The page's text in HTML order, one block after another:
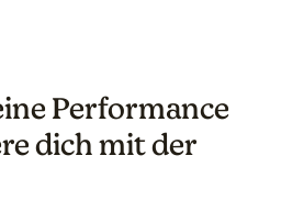
Performance
dich mit der